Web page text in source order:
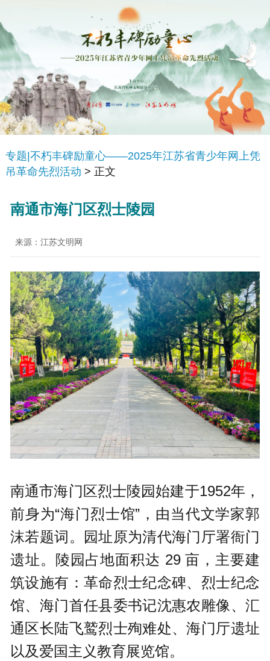
专题|不朽丰碑励童心——2025年江苏省青少年网上凭
吊革命先烈活动 > 正文
南通市海门区烈士陵园
来源：江苏文明网
南通市海门区烈士陵园始建于1952年，
前身为“海门烈士馆”，由当代文学家郭
沫若题词。园址原为清代海门厅署衙门
遗址。陵园占地面积达 29 亩，主要建
筑设施有：革命烈士纪念碑、烈士纪念
馆、海门首任县委书记沈惠农雕像、汇
通区长陆飞鹫烈士殉难处、海门厅遗址
以及爱国主义教育展览馆。